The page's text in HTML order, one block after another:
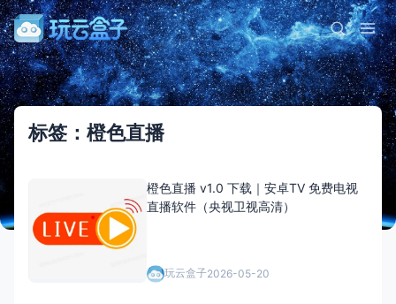
标签：橙色直播
橙色直播 v1.0 下载｜安卓TV 免费电视
直播软件（央视卫视高清）
玩云盒子2026-05-20